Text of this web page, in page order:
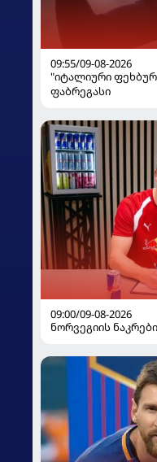
09:55/09-08-2026
"იტალიური
ფაბრეგასი
09:00/09-08-2026
ნორვეგიის